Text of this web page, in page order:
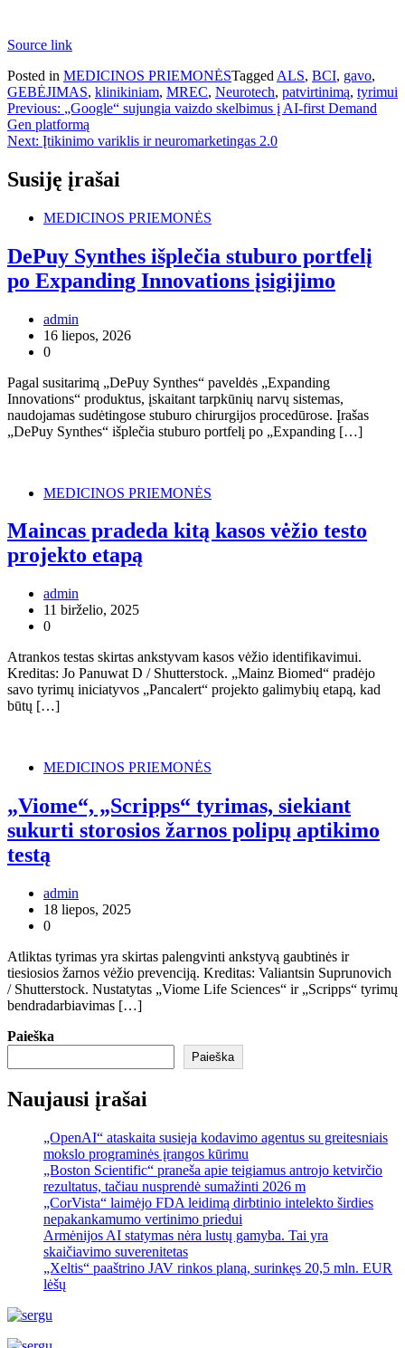
Source link
Posted in MEDICINOS PRIEMONĖSTagged ALS, BCI, gavo,
GEBĖJIMAS, klinikiniam, MREC, Neurotech, patvirtinimą, tyrimui
Navigacija
tarp
Previous: „Google“ sujungia vaizdo skelbimus į AI-first Demand
Gen platformą
Next: Įtikinimo variklis ir neuromarketingas 2.0
Susiję įrašai
MEDICINOS PRIEMONĖS
DePuy Synthes išplečia stuburo portfelį
po Expanding Innovations įsigijimo
admin
16 liepos, 2026
0
Pagal susitarimą „DePuy Synthes“ paveldės „Expanding
Innovations“ produktus, įskaitant tarpkūnių narvų sistemas,
naudojamas sudėtingose ​​stuburo chirurgijos procedūrose. Įrašas
„DePuy Synthes“ išplečia stuburo portfelį po „Expanding […]
MEDICINOS PRIEMONĖS
Maincas pradeda kitą kasos vėžio testo
projekto etapą
admin
11 birželio, 2025
0
Atrankos testas skirtas ankstyvam kasos vėžio identifikavimui.
Kreditas: Jo Panuwat D / Shutterstock. „Mainz Biomed“ pradėjo
savo tyrimų iniciatyvos „Pancalert“ projekto galimybių etapą, kad
būtų […]
MEDICINOS PRIEMONĖS
„Viome“, „Scripps“ tyrimas, siekiant
sukurti storosios žarnos polipų aptikimo
testą
admin
18 liepos, 2025
0
Atliktas tyrimas yra skirtas palengvinti ankstyvą gaubtinės ir
tiesiosios žarnos vėžio prevenciją. Kreditas: Valiantsin Suprunovich
/ Shutterstock. Nustatytas „Viome Life Sciences“ ir „Scripps“ tyrimų
bendradarbiavimas […]
Paieška
Paieška
Naujausi įrašai
„OpenAI“ ataskaita susieja kodavimo agentus su greitesniais
mokslo programinės įrangos kūrimu
„Boston Scientific“ praneša apie teigiamus antrojo ketvirčio
rezultatus, tačiau nusprendė sumažinti 2026 m
„CorVista“ laimėjo FDA leidimą dirbtinio intelekto širdies
nepakankamumo vertinimo priedui
Armėnijos AI statymas nėra lustų gamyba. Tai yra
skaičiavimo suverenitetas
„Xeltis“ paaštrino JAV rinkos planą, surinkęs 20,5 mln. EUR
lėšų